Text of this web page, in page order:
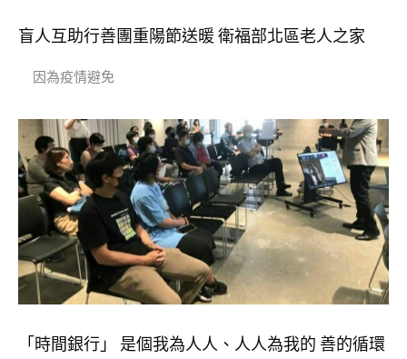
盲人互助行善團重陽節送暖 衛福部北區老人之家
因為疫情避免
「時間銀行」 是個我為人人、人人為我的 善的循環